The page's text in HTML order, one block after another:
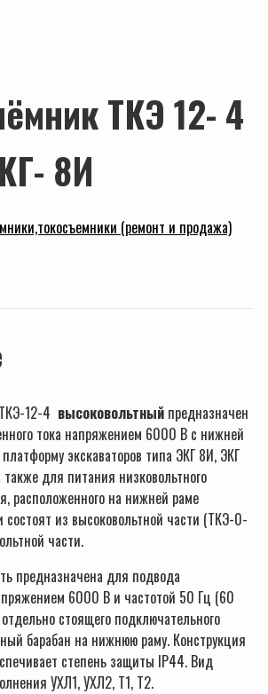
ТКЭ 12- 4
8И
(ремонт и продажа)
12-4 высоковольтный предназначен
тока напряжением 6000 В с нижней
экскаваторов типа ЭКГ 8И, ЭКГ
для питания низковольтного
расположенного на нижней раме
из высоковольтной части (ТКЭ-0-
части.
предназначена для подвода
6000 В и частотой 50 Гц (60
стоящего подключательного
барабан на нижнюю раму. Конструкция
степень защиты IP44. Вид
УХЛ1, УХЛ2, Т1, Т2.